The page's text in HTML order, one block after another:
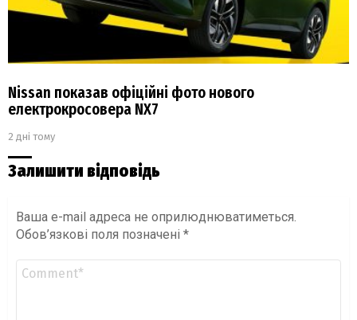
Nissan показав офіційні фото нового
електрокросовера NX7
2 дні тому
Залишити відповідь
Ваша e-mail адреса не оприлюднюватиметься.
Обов’язкові поля позначені *
Коментар